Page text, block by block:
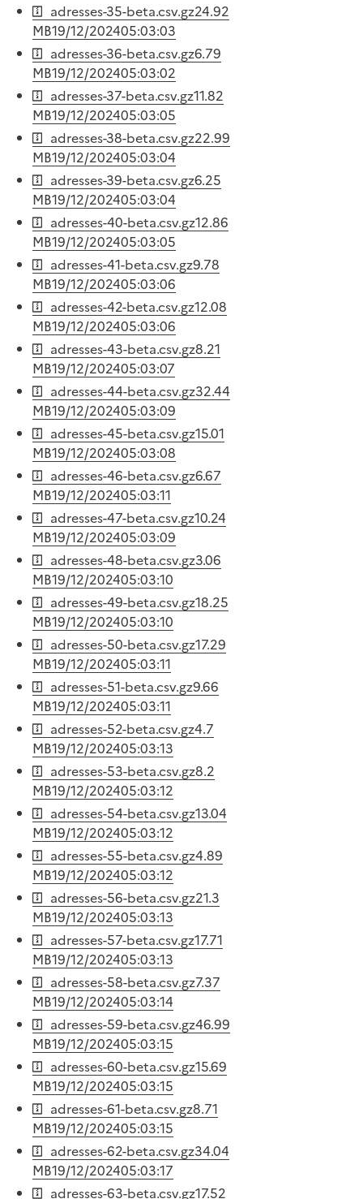
adresses-35-beta.csv.gz24.92
MB19/12/202405:03:03
adresses-36-beta.csv.gz6.79
MB19/12/202405:03:02
adresses-37-beta.csv.gz11.82
MB19/12/202405:03:05
adresses-38-beta.csv.gz22.99
MB19/12/202405:03:04
adresses-39-beta.csv.gz6.25
MB19/12/202405:03:04
adresses-40-beta.csv.gz12.86
MB19/12/202405:03:05
adresses-41-beta.csv.gz9.78
MB19/12/202405:03:06
adresses-42-beta.csv.gz12.08
MB19/12/202405:03:06
adresses-43-beta.csv.gz8.21
MB19/12/202405:03:07
adresses-44-beta.csv.gz32.44
MB19/12/202405:03:09
adresses-45-beta.csv.gz15.01
MB19/12/202405:03:08
adresses-46-beta.csv.gz6.67
MB19/12/202405:03:11
adresses-47-beta.csv.gz10.24
MB19/12/202405:03:09
adresses-48-beta.csv.gz3.06
MB19/12/202405:03:10
adresses-49-beta.csv.gz18.25
MB19/12/202405:03:10
adresses-50-beta.csv.gz17.29
MB19/12/202405:03:11
adresses-51-beta.csv.gz9.66
MB19/12/202405:03:11
adresses-52-beta.csv.gz4.7
MB19/12/202405:03:13
adresses-53-beta.csv.gz8.2
MB19/12/202405:03:12
adresses-54-beta.csv.gz13.04
MB19/12/202405:03:12
adresses-55-beta.csv.gz4.89
MB19/12/202405:03:12
adresses-56-beta.csv.gz21.3
MB19/12/202405:03:13
adresses-57-beta.csv.gz17.71
MB19/12/202405:03:13
adresses-58-beta.csv.gz7.37
MB19/12/202405:03:14
adresses-59-beta.csv.gz46.99
MB19/12/202405:03:15
adresses-60-beta.csv.gz15.69
MB19/12/202405:03:15
adresses-61-beta.csv.gz8.71
MB19/12/202405:03:15
adresses-62-beta.csv.gz34.04
MB19/12/202405:03:17
adresses-63-beta.csv.gz17.52